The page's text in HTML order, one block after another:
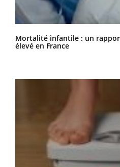
Mortalité infantile : un
élevé en France